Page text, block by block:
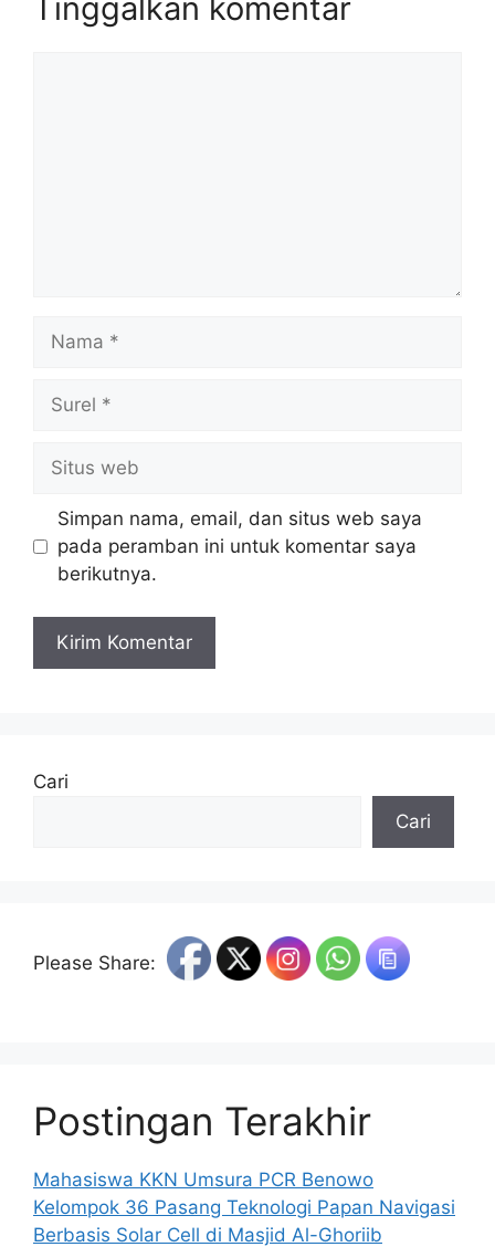
Tinggalkan komentar
Nama
Surel
Situs
web
Simpan nama, email, dan situs web saya
pada peramban ini untuk komentar saya
berikutnya.
Cari
Cari
Please Share:
Postingan Terakhir
Mahasiswa KKN Umsura PCR Benowo
Kelompok 36 Pasang Teknologi Papan Navigasi
Berbasis Solar Cell di Masjid Al-Ghoriib